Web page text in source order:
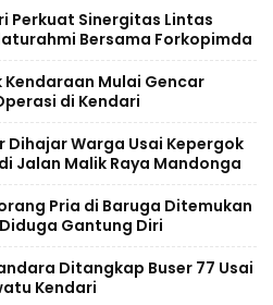
Perkuat Sinergitas Lintas
Bersama Forkopimda
Mulai Gencar
di Kendari
Dihajar Warga Usai Kepergok
Jalan Malik Raya Mandonga
Pria di Baruga Ditemukan
Gantung Diri
Ditangkap Buser 77 Usai
Kendari